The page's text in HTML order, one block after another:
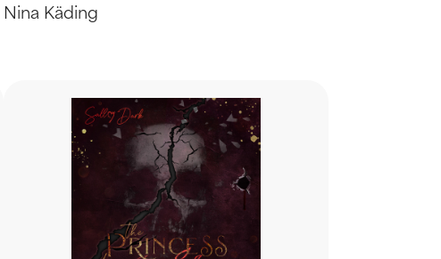
Nina Käding